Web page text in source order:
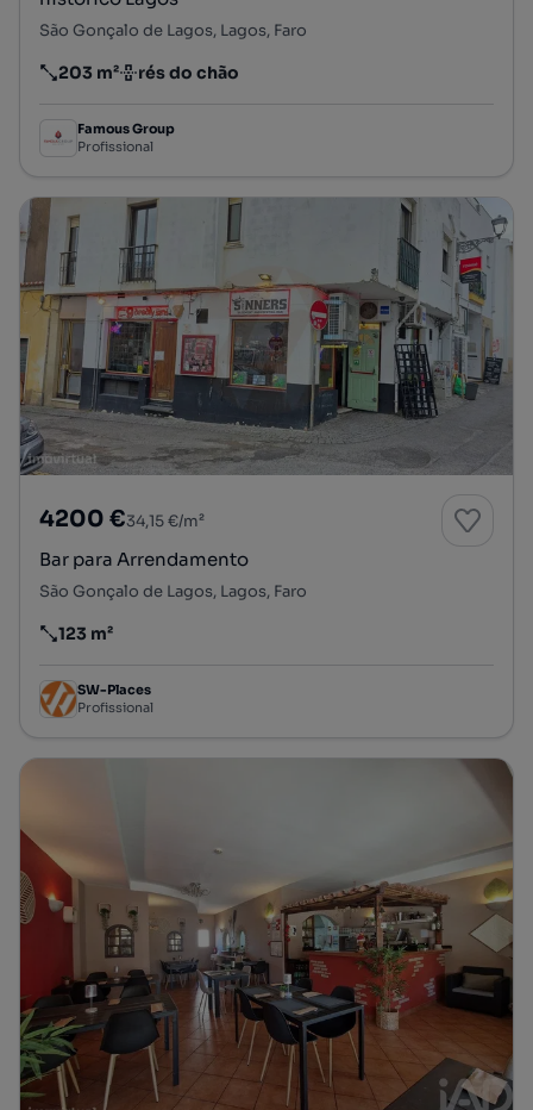
São Gonçalo de Lagos, Lagos, Faro
Preço por metro quadrado
203 m²
Andar rés do chão
Famous Group
Profissional
4200 €34,15 €/m²
Bar para Arrendamento
São Gonçalo de Lagos, Lagos, Faro
Preço por metro quadrado
123 m²
SW-Places
Profissional